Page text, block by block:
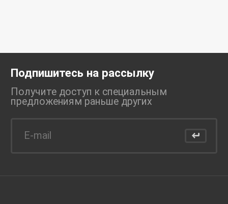
Подпишитесь на рассылку
Получите доступ к специальным
предложениям раньше других